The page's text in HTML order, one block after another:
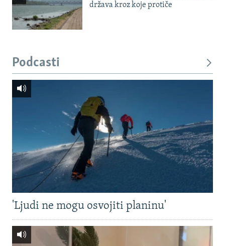
država kroz koje protiče
Podcasti
'Ljudi ne mogu osvojiti planinu'